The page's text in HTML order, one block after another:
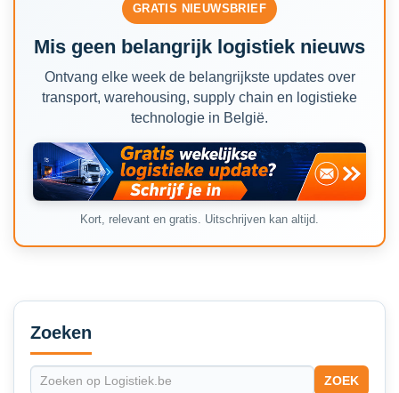
GRATIS NIEUWSBRIEF
Mis geen belangrijk logistiek nieuws
Ontvang elke week de belangrijkste updates over
transport, warehousing, supply chain en logistieke
technologie in België.
Kort, relevant en gratis. Uitschrijven kan altijd.
Secondary
Sidebar
Zoeken
ZOEK